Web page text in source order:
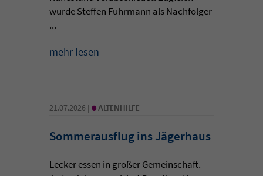
wurde Steffen Fuhrmann als Nachfolger
...
mehr lesen
21.07.2026 | • ALTENHILFE
Sommerausflug ins Jägerhaus
Lecker essen in großer Gemeinschaft.